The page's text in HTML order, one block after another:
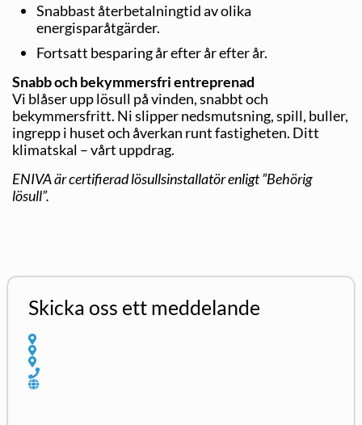
Snabbast återbetalningtid av olika
energisparåtgärder.
Fortsatt besparing år efter år efter år.
Snabb och bekymmersfri entreprenad
Vi blåser upp lösull på vinden, snabbt och
bekymmersfritt. Ni slipper nedsmutsning, spill, buller,
ingrepp i huset och åverkan runt fastigheten. Ditt
klimatskal – vårt uppdrag.
ENIVA är certifierad lösullsinstallatör enligt ”Behörig
lösull”.
Skicka oss ett meddelande